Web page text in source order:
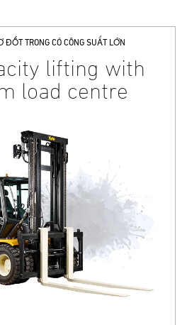
ĐỐT TRONG CÓ CÔNG SUẤT LỚN
lifting with
load centre